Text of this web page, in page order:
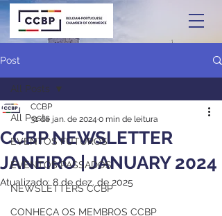
Post
All Posts
EVENTOS FUTUROS
EVENTOS PASSADOS
NEWSLETTERS CCBP
CONHEÇA OS MEMBROS CCBP
All Posts
CCBP NEWSLETTER
JANEIRO | JANUARY 2024
CCBP
31 de jan. de 2024 0 min de leitura
Atualizado: 8 de dez. de 2025